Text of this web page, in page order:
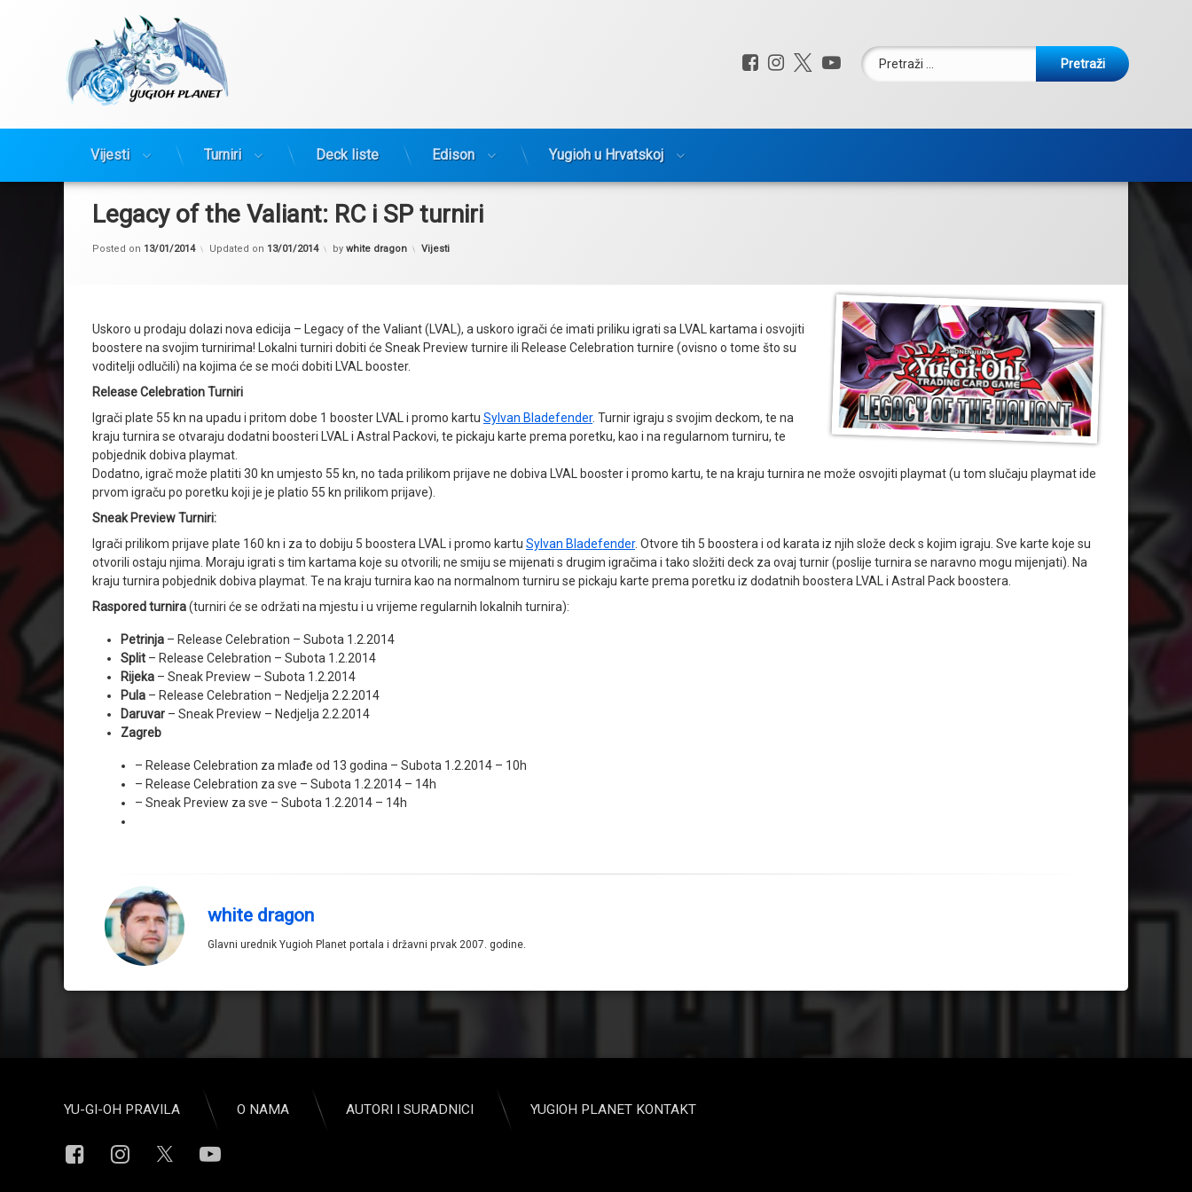
Facebook
Instagram
X.com
YouTube
Pretraži:
Vijesti Turniri Deck liste Edison Yugioh u Hrvatskoj
Legacy of the Valiant: RC i SP turniri
Posted on 13/01/2014 Updated on 13/01/2014 by white dragon Kategorije:
Vijesti
Uskoro u prodaju dolazi nova edicija – Legacy of the Valiant (LVAL), a uskoro igrači će imati priliku igrati sa LVAL kartama i osvojiti
boostere na svojim turnirima! Lokalni turniri dobiti će Sneak Preview turnire ili Release Celebration turnire (ovisno o tome što su
voditelji odlučili) na kojima će se moći dobiti LVAL booster.
Release Celebration Turniri
Igrači plate 55 kn na upadu i pritom dobe 1 booster LVAL i promo kartu Sylvan Bladefender. Turnir igraju s svojim deckom, te na
kraju turnira se otvaraju dodatni boosteri LVAL i Astral Packovi, te pickaju karte prema poretku, kao i na regularnom turniru, te
pobjednik dobiva playmat.
Dodatno, igrač može platiti 30 kn umjesto 55 kn, no tada prilikom prijave ne dobiva LVAL booster i promo kartu, te na kraju turnira ne može osvojiti playmat (u tom slučaju playmat ide
prvom igraču po poretku koji je je platio 55 kn prilikom prijave).
Sneak Preview Turniri:
Igrači prilikom prijave plate 160 kn i za to dobiju 5 boostera LVAL i promo kartu Sylvan Bladefender. Otvore tih 5 boostera i od karata iz njih slože deck s kojim igraju. Sve karte koje su
otvorili ostaju njima. Moraju igrati s tim kartama koje su otvorili; ne smiju se mijenati s drugim igračima i tako složiti deck za ovaj turnir (poslije turnira se naravno mogu mijenjati). Na
kraju turnira pobjednik dobiva playmat. Te na kraju turnira kao na normalnom turniru se pickaju karte prema poretku iz dodatnih boostera LVAL i Astral Pack boostera.
Raspored turnira(turniri će se održati na mjestu i u vrijeme regularnih lokalnih turnira):
Petrinja – Release Celebration – Subota 1.2.2014
Split – Release Celebration – Subota 1.2.2014
Rijeka – Sneak Preview – Subota 1.2.2014
Pula – Release Celebration – Nedjelja 2.2.2014
Daruvar – Sneak Preview – Nedjelja 2.2.2014
Zagreb
– Release Celebration za mlađe od 13 godina – Subota 1.2.2014 – 10h
– Release Celebration za sve – Subota 1.2.2014 – 14h
– Sneak Preview za sve – Subota 1.2.2014 – 14h
white dragon
Glavni urednik Yugioh Planet portala i državni prvak 2007. godine.
YU-GI-OH PRAVILA O NAMA AUTORI I SURADNICI YUGIOH PLANET KONTAKT
FacebookInstagramYouTube